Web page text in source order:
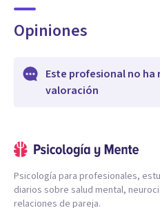
Opiniones
Este profesional no
valoración
Psicología para profesionales,
diarios sobre salud mental,
relaciones de pareja.